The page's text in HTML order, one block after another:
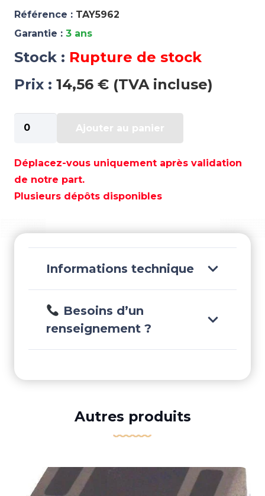
Référence : TAY5962
Garantie : 3 ans
Stock : Rupture de stock
Prix : 14,56 € (TVA incluse)
de
GUIDE
BIMINI
CHROME
Ajouter au panier
Déplacez-vous uniquement après validation
de notre part.
Plusieurs dépôts disponibles
Informations technique
Besoins d’un
renseignement ?
Autres produits